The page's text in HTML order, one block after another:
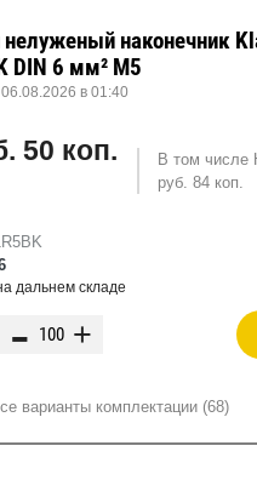
наконечник
DIN 6 мм² М5
в 01:40
50 коп.
В том числе
руб. 84 коп.
дальнем складе
- +
варианты комплектации (68)